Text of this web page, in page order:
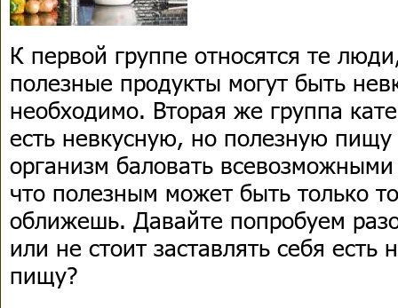
К первой группе относятся те
полезные продукты могут быть
необходимо. Вторая же группа
есть невкусную, но полезную
организм баловать
что полезным может быть только
оближешь. Давайте попробуем
или не стоит заставлять себя
пищу?